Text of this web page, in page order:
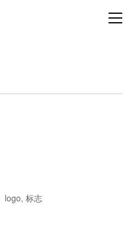
logo,标志